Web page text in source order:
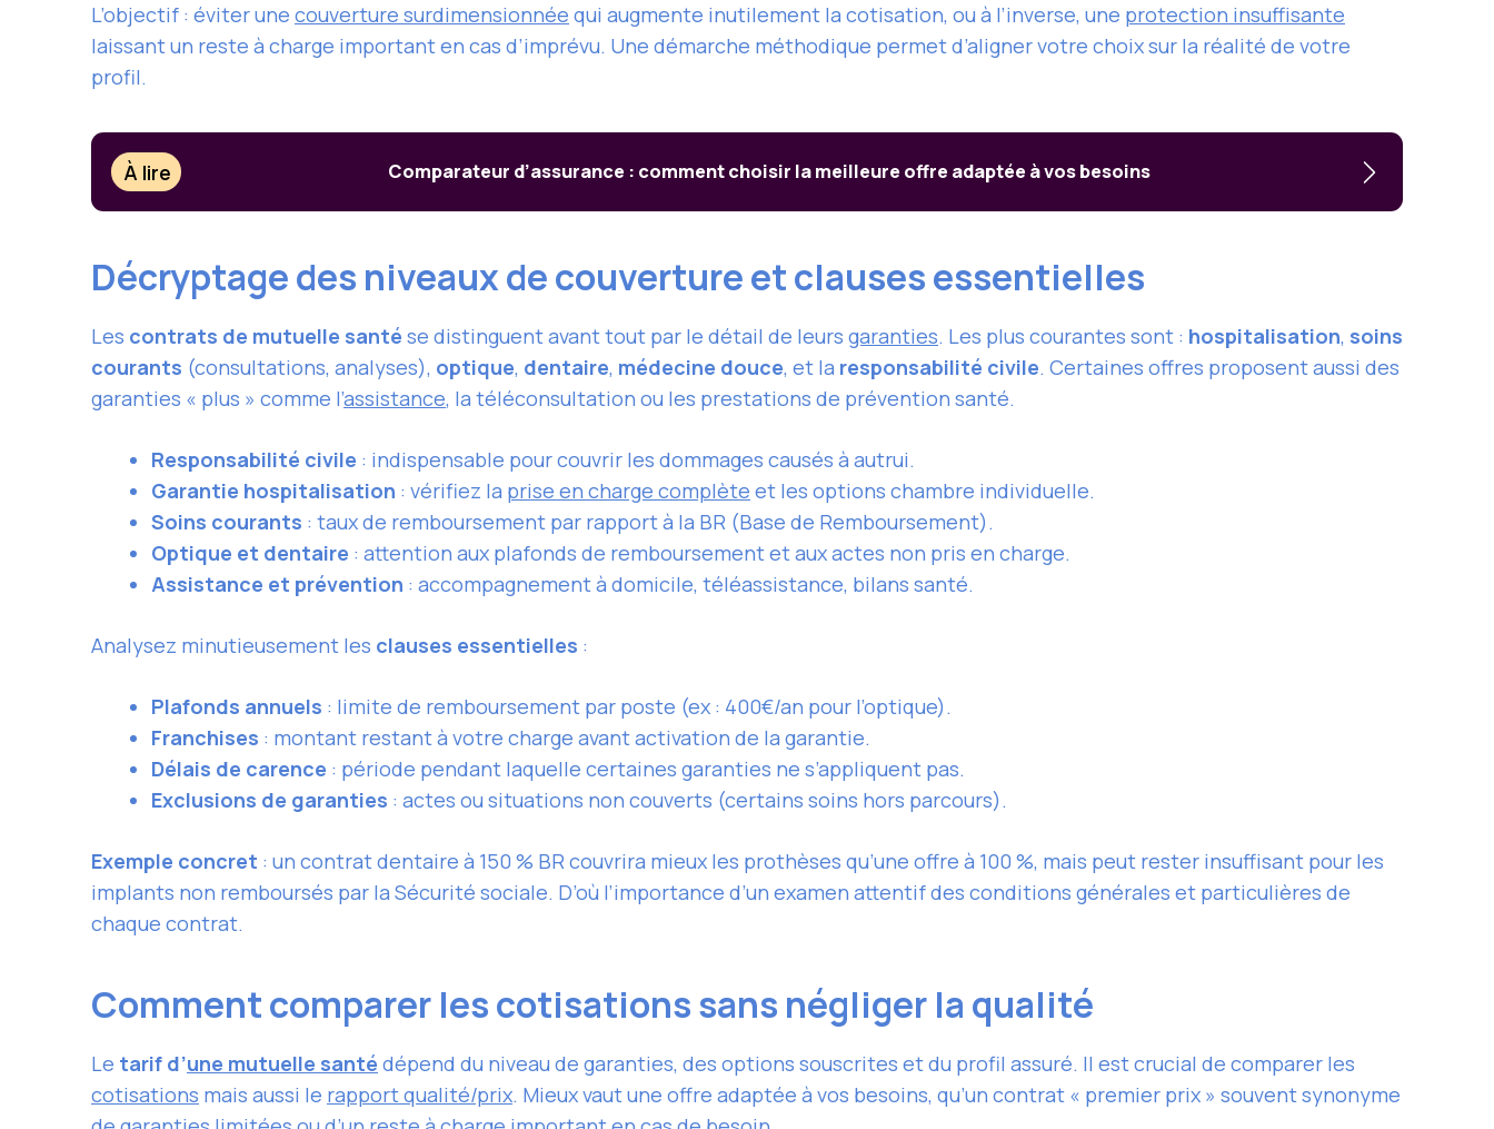
L’objectif : éviter une couverture surdimensionnée qui augmente inutilement la cotisation, ou à l’inverse, une protection insuffisante
laissant un reste à charge important en cas d’imprévu. Une démarche méthodique permet d’aligner votre choix sur la réalité de votre
profil.
À lire Comparateur d’assurance : comment choisir la meilleure offre adaptée à vos besoins
Décryptage des niveaux de couverture et clauses essentielles
Les contrats de mutuelle santé se distinguent avant tout par le détail de leurs garanties. Les plus courantes sont : hospitalisation, soins
courants (consultations, analyses), optique, dentaire, médecine douce, et la responsabilité civile. Certaines offres proposent aussi des
garanties « plus » comme l’assistance, la téléconsultation ou les prestations de prévention santé.
Responsabilité civile : indispensable pour couvrir les dommages causés à autrui.
Garantie hospitalisation : vérifiez la prise en charge complète et les options chambre individuelle.
Soins courants : taux de remboursement par rapport à la BR (Base de Remboursement).
Optique et dentaire : attention aux plafonds de remboursement et aux actes non pris en charge.
Assistance et prévention : accompagnement à domicile, téléassistance, bilans santé.
Analysez minutieusement les clauses essentielles :
Plafonds annuels : limite de remboursement par poste (ex : 400€/an pour l’optique).
Franchises : montant restant à votre charge avant activation de la garantie.
Délais de carence : période pendant laquelle certaines garanties ne s’appliquent pas.
Exclusions de garanties : actes ou situations non couverts (certains soins hors parcours).
Exemple concret : un contrat dentaire à 150 % BR couvrira mieux les prothèses qu’une offre à 100 %, mais peut rester insuffisant pour les
implants non remboursés par la Sécurité sociale. D’où l’importance d’un examen attentif des conditions générales et particulières de
chaque contrat.
Comment comparer les cotisations sans négliger la qualité
Le tarif d’une mutuelle santé dépend du niveau de garanties, des options souscrites et du profil assuré. Il est crucial de comparer les
cotisations mais aussi le rapport qualité/prix. Mieux vaut une offre adaptée à vos besoins, qu’un contrat « premier prix » souvent synonyme